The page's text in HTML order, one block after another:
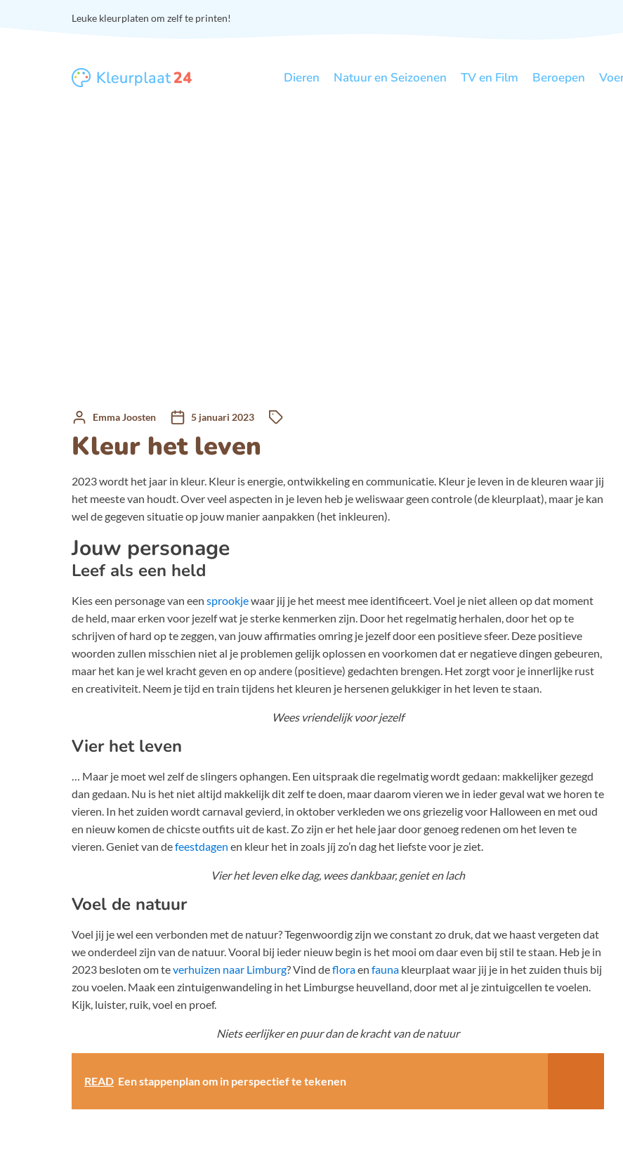
Leuke kleurplaten om zelf te printen!
Dieren Natuur en Seizoenen TV en Film Beroepen
Emma Joosten 5 januari 2023
Kleur het leven
2023 wordt het jaar in kleur. Kleur is energie, ontwikkeling en communicatie. Kleur je leven in de kleuren waar jij
het meeste van houdt. Over veel aspecten in je leven heb je weliswaar geen controle (de kleurplaat), maar je kan
wel de gegeven situatie op jouw manier aanpakken (het inkleuren).
Jouw personage
Leef als een held
Kies een personage van een sprookjewaar jij je het meest mee identificeert. Voel je niet alleen op dat moment
de held, maar erken voor jezelf wat je sterke kenmerken zijn. Door het regelmatig herhalen, door het op te
schrijven of hard op te zeggen, van jouw affirmaties omring je jezelf door een positieve sfeer. Deze positieve
woorden zullen misschien niet al je problemen gelijk oplossen en voorkomen dat er negatieve dingen gebeuren,
maar het kan je wel kracht geven en op andere (positieve) gedachten brengen. Het zorgt voor je innerlijke rust
en creativiteit. Neem je tijd en train tijdens het kleuren je hersenen gelukkiger in het leven te staan.
Wees vriendelijk voor jezelf
Vier het leven
… Maar je moet wel zelf de slingers ophangen. Een uitspraak die regelmatig wordt gedaan: makkelijker gezegd
dan gedaan. Nu is het niet altijd makkelijk dit zelf te doen, maar daarom vieren we in ieder geval wat we horen te
vieren. In het zuiden wordt carnaval gevierd, in oktober verkleden we ons griezelig voor Halloween en met oud
en nieuw komen de chicste outfits uit de kast. Zo zijn er het hele jaar door genoeg redenen om het leven te
vieren. Geniet van defeestdagen en kleur het in zoals jíj zo’n dag het liefste voor je ziet.
Vier het leven elke dag, wees dankbaar, geniet en lach
Voel de natuur
Voel jij je wel een verbonden met de natuur? Tegenwoordig zijn we constant zo druk, dat we haast vergeten dat
we onderdeel zijn van de natuur. Vooral bij ieder nieuw begin is het mooi om daar even bij stil te staan. Heb je in
2023 besloten om teverhuizen naar Limburg? Vind defloraen fauna kleurplaat waar jij je in het zuiden thuis bij
zou voelen. Maak een zintuigenwandeling in het Limburgse heuvelland, door met al je zintuigcellen te voelen.
Kijk, luister, ruik, voel en proef.
Niets eerlijker en puur dan de kracht van de natuur
READ Een stappenplan om in perspectief te tekenen